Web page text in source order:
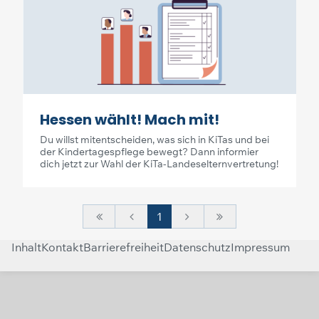
Hessen wählt! Mach mit!
Du willst mitentscheiden, was sich in KiTas und bei
der Kindertagespflege bewegt? Dann informier
dich jetzt zur Wahl der KiTa-Landeselternvertretung!
1
InhaltKontaktBarrierefreiheitDatenschutzImpressum